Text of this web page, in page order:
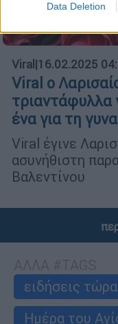
Data Deletion
Viral|16.02.2025
Viral o
τριαντάφυλλα
ένα για τη
Viral έγινε
ασυνήθιστη
Βαλεντίνου
ειδήσεις τώρα
Ημέρα του